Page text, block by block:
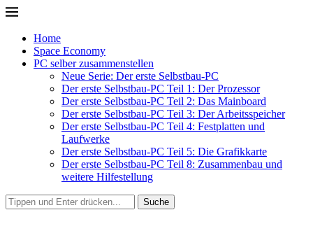
Home
Space Economy
PC selber zusammenstellen
Neue Serie: Der erste Selbstbau-PC
Der erste Selbstbau-PC Teil 1: Der Prozessor
Der erste Selbstbau-PC Teil 2: Das Mainboard
Der erste Selbstbau-PC Teil 3: Der Arbeitsspeicher
Der erste Selbstbau-PC Teil 4: Festplatten und
Laufwerke
Der erste Selbstbau-PC Teil 5: Die Grafikkarte
Der erste Selbstbau-PC Teil 8: Zusammenbau und
weitere Hilfestellung
Suche